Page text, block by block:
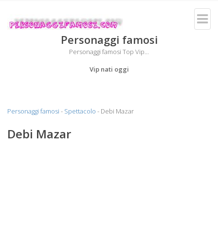
Personaggi famosi
Personaggi famosi Top Vip...
Vip nati oggi
Personaggi famosi - Spettacolo - Debi Mazar
Debi Mazar